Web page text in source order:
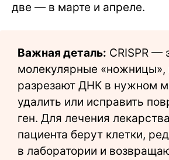
две — в марте и апреле.
Важная деталь: CRISPR —
молекулярные «ножницы»,
разрезают ДНК в нужном
удалить или исправить
ген. Для лечения
пациента берут клетки,
в лаборатории и